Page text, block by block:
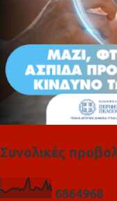
Συνολικές
6864968